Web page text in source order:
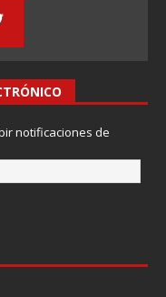
notificaciones de